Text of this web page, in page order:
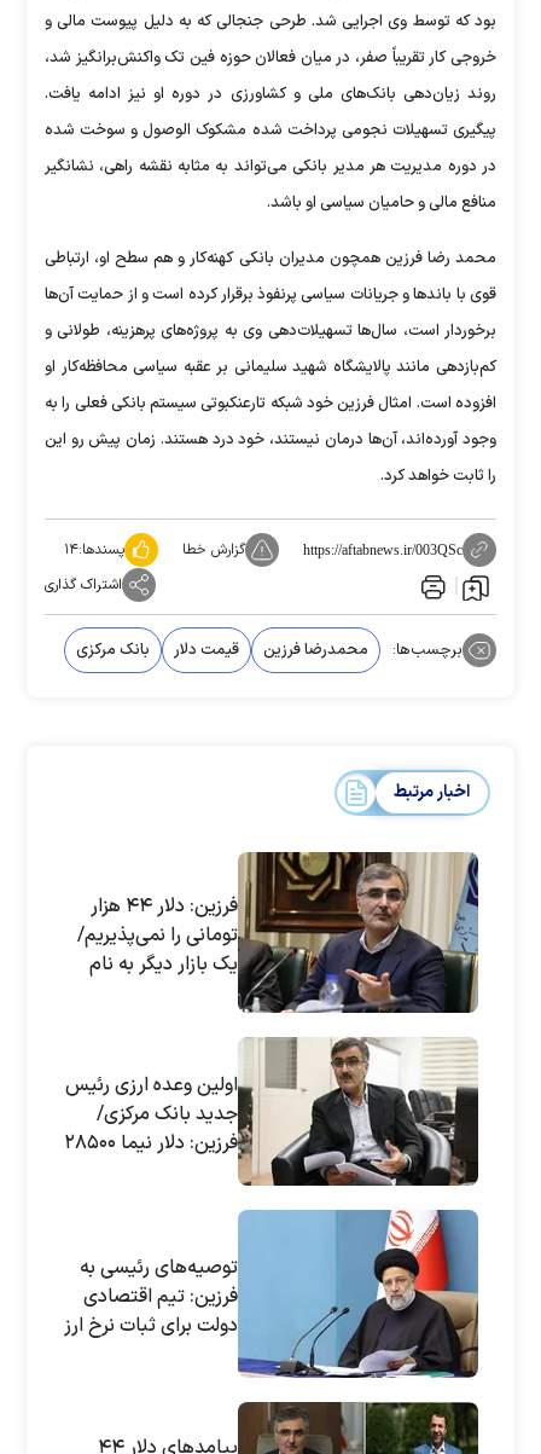
بود که توسط وی اجرایی شد. طرحی جنجالی که به دلیل پیوست مالی و
خروجی کار تقریباً صفر، در میان فعالان حوزه فین تک واکنش‌برانگیز شد،
روند زیان‌دهی بانک‌های ملی و کشاورزی در دوره او نیز ادامه یافت.
پیگیری تسهیلات نجومی پرداخت شده مشکوک الوصول و سوخت شده
در دوره مدیریت هر مدیر بانکی می‌تواند به مثابه نقشه راهی، نشانگیر
منافع مالی و حامیان سیاسی او باشد.
محمد رضا فرزین همچون مدیران بانکی کهنه‌کار و هم سطح او، ارتباطی
قوی با باند‌ها و جریانات سیاسی پرنفوذ برقرار کرده است و از حمایت آن‌ها
برخوردار است، سال‌ها تسهیلات‌دهی وی به پروژه‌های پرهزینه، طولانی و
کم‌بازدهی مانند پالایشگاه شهید سلیمانی بر عقبه سیاسی محافظه‌کار او
افزوده است. امثال فرزین خود شبکه تارعنکبوتی سیستم بانکی فعلی را به
وجود آورده‌اند، آن‌ها درمان نیستند، خود درد هستند. زمان پیش رو این
را ثابت خواهد کرد.
https://aftabnews.ir/003QSc گزارش خطا پسندها:۱۴
اشتراک گذاری
برچسب‌ها: محمدرضا فرزین قیمت دلار بانک مرکزی
اخبار مرتبط
فرزین: دلار ۴۴ هزار
تومانی را نمی‌پذیریم/
یک بازار دیگر به نام
اولین وعده ارزی رئیس
جدید بانک مرکزی/
فرزین: دلار نیما ۲۸۵۰۰
مردم به ما اعتماد
کنند!
توصیه‌های رئیسی به
فرزین: تیم اقتصادی
دولت برای ثبات نرخ ارز
پیامد‌های دلار ۴۴